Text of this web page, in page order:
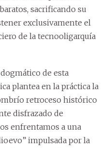
sacrificando su
exclusivamente el
de la tecnooligarquía
de esta
plantea en la práctica la
retroceso histórico
disfrazado de
enfrentamos a una
impulsada por la